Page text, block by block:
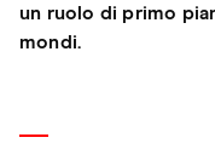
un ruolo di primo
mondi.